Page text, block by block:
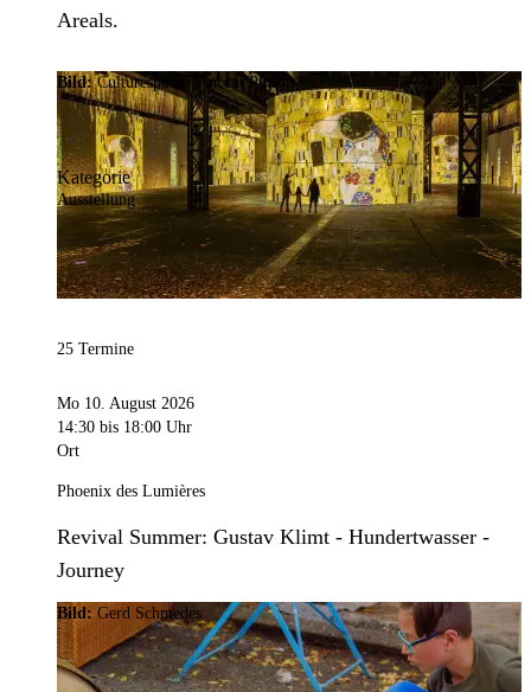
Areals.
Bild:Culturespaces/Vincent Pinson
Kategorie
Ausstellung
25 Termine
Mo 10. August 2026
14:30 bis 18:00 Uhr
Ort
Phoenix des Lumières
Revival Summer: Gustav Klimt - Hundertwasser -
Journey
Bild: Gerd Schmedes